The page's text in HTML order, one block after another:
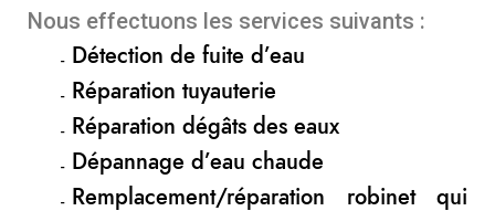
Nous effectuons les services suivants :
Détection de fuite d’eau
Réparation tuyauterie
Réparation dégâts des eaux
Dépannage d’eau chaude
Remplacement/réparation robinet qui